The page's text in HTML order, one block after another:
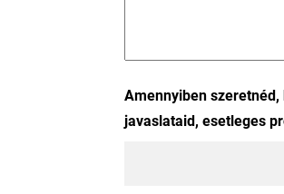
Amennyiben
javaslataid, esetleges